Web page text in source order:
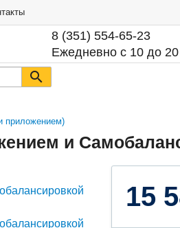
8 (351) 554-65-23
Ежедневно с 10 до 20
приложением)
и
15